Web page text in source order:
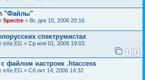
"Файлы"
Spectre « Вс дек 10, 2006 20:16
спектрумистах
eXe.EG « Ср ноя 01, 2006 19:03
1 2
файлом настроек .htaccess
eXe.EG « Сб окт 14, 2006 14:32